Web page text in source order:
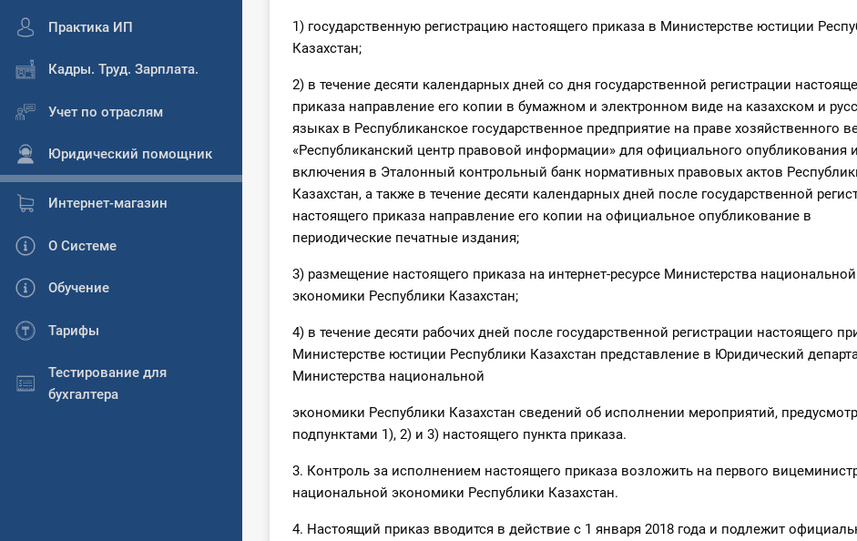
Практика ИП
Кадры. Труд. Зарплата.
Учет по отраслям
Юридический помощник
Интернет-магазин
О Системе
Обучение
Тарифы
Тестирование для
бухгалтера
1) государственную регистрацию настоящего приказа в Министерстве юстиции
Казахстан;
2) в течение десяти календарных дней со дня государственной регистрации
приказа направление его копии в бумажном и электронном виде на казахском и
языках в Республиканское государственное предприятие на праве хозяйственного
«Республиканский центр правовой информации» для официального опубликования и
включения в Эталонный контрольный банк нормативных правовых актов
Казахстан, а также в течение десяти календарных дней после государственной
настоящего приказа направление его копии на официальное опубликование в
периодические печатные издания;
3) размещение настоящего приказа на интернет-ресурсе Министерства национальной
экономики Республики Казахстан;
4) в течение десяти рабочих дней после государственной регистрации настоящего
Министерстве юстиции Республики Казахстан представление в Юридический
Министерства национальной
экономики Республики Казахстан сведений об исполнении мероприятий,
подпунктами 1), 2) и 3) настоящего пункта приказа.
3. Контроль за исполнением настоящего приказа возложить на первого
национальной экономики Республики Казахстан.
4. Настоящий приказ вводится в действие с 1 января 2018 года и подлежит